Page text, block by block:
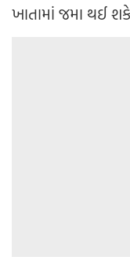
ખાતામાં જમા થઈ